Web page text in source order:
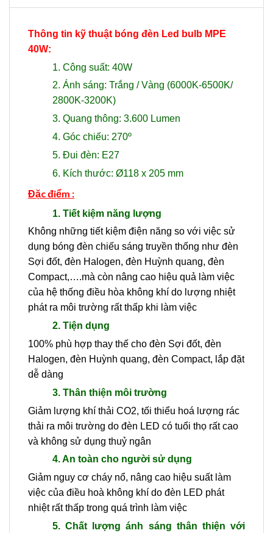
Thông tin kỹ thuật bóng đèn Led bulb MPE
40W:
1. Công suất: 40W
2. Ánh sáng: Trắng / Vàng (6000K-6500K/
2800K-3200K)
3. Quang thông: 3.600 Lumen
4. Góc chiếu: 270º
5. Đui đèn: E27
6. Kích thước: Ø118 x 205 mm
Đặc điểm :
1. Tiết kiệm năng lượng
Không những tiết kiệm điện năng so với việc sử
dụng bóng đèn chiếu sáng truyền thống như đèn
Sợi đốt, đèn Halogen, đèn Huỳnh quang, đèn
Compact,….mà còn nâng cao hiệu quả làm việc
của hệ thống điều hòa không khí do lượng nhiệt
phát ra môi trường rất thấp khi làm việc
2. Tiện dụng
100% phù hợp thay thế cho đèn Sợi đốt, đèn
Halogen, đèn Huỳnh quang, đèn Compact, lắp đặt
dễ dàng
3. Thân thiện môi trường
Giảm lượng khí thải CO2, tối thiểu hoá lượng rác
thải ra môi trường do đèn LED có tuổi thọ rất cao
và không sử dụng thuỷ ngân
4. An toàn cho người sử dụng
Giảm nguy cơ cháy nổ, nâng cao hiệu suất làm
việc của điều hoà không khí do đèn LED phát
nhiệt rất thấp trong quá trình làm việc
5. Chất lượng ánh sáng thân thiện với